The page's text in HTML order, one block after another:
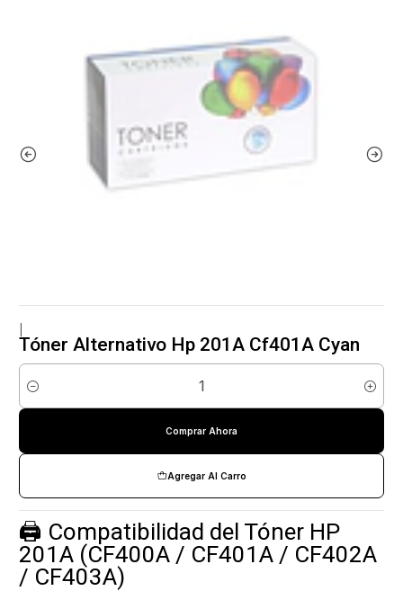
Tóner Alternativo Hp 201A Cf401A Cyan
Cantidad
Agregar Al Carro
Comprar Ahora
🖨️ Compatibilidad del Tóner HP
201A (CF400A / CF401A / CF402A
/ CF403A)